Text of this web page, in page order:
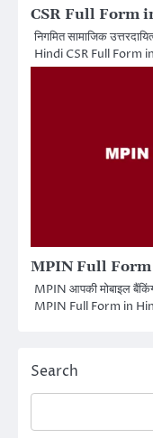
CSR Full Form in
निगमित सामाजिक
Hindi CSR Full Form in
MPIN Full Form
MPIN आपकी मोबाइल
MPIN Full Form in
Search